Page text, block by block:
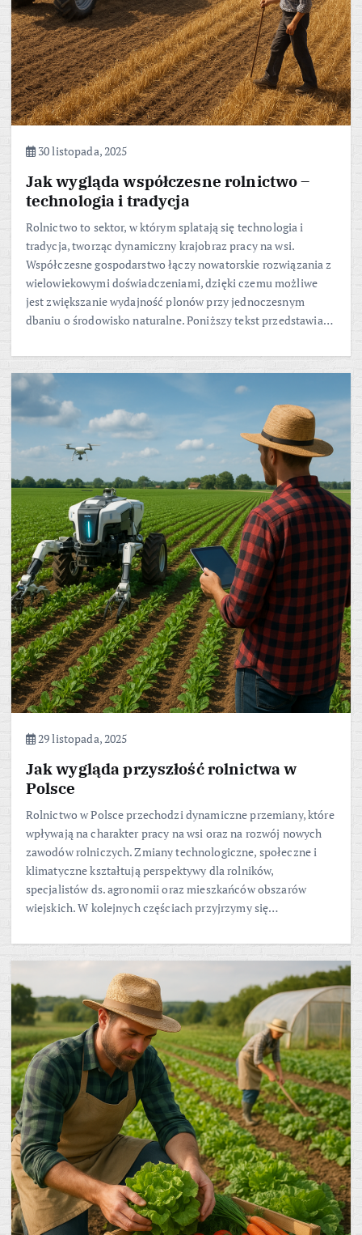
30 listopada, 2025
Jak wygląda współczesne rolnictwo –
technologia i tradycja
Rolnictwo to sektor, w którym splatają się technologia i
tradycja, tworząc dynamiczny krajobraz pracy na wsi.
Współczesne gospodarstwo łączy nowatorskie rozwiązania z
wielowiekowymi doświadczeniami, dzięki czemu możliwe
jest zwiększanie wydajność plonów przy jednoczesnym
dbaniu o środowisko naturalne. Poniższy tekst przedstawia…
29 listopada, 2025
Jak wygląda przyszłość rolnictwa w
Polsce
Rolnictwo w Polsce przechodzi dynamiczne przemiany, które
wpływają na charakter pracy na wsi oraz na rozwój nowych
zawodów rolniczych. Zmiany technologiczne, społeczne i
klimatyczne kształtują perspektywy dla rolników,
specjalistów ds. agronomii oraz mieszkańców obszarów
wiejskich. W kolejnych częściach przyjrzymy się…